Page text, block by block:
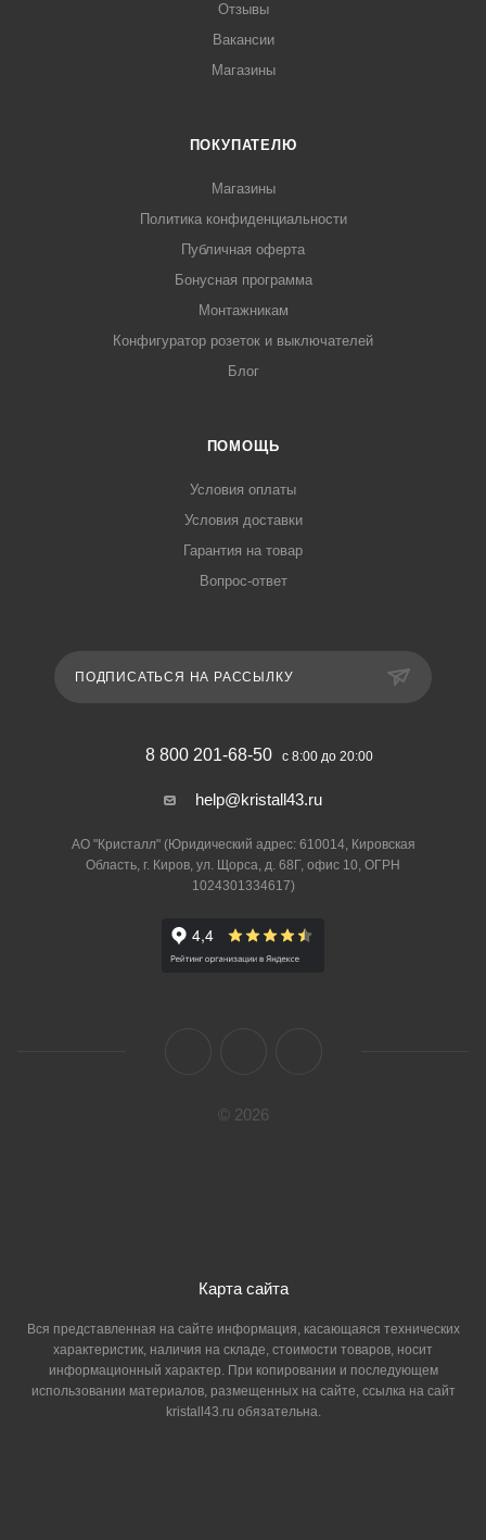
Отзывы
Вакансии
Магазины
ПОКУПАТЕЛЮ
Магазины
Политика конфиденциальности
Публичная оферта
Бонусная программа
Монтажникам
Конфигуратор розеток и выключателей
Блог
ПОМОЩЬ
Условия оплаты
Условия доставки
Гарантия на товар
Вопрос-ответ
ПОДПИСАТЬСЯ НА РАССЫЛКУ
8 800 201-68-50 с 8:00 до 20:00
help@kristall43.ru
АО "Кристалл" (Юридический адрес: 610014, Кировская
Область, г. Киров, ул. Щорса, д. 68Г, офис 10, ОГРН
1024301334617)
© 2026
Карта сайта
Вся представленная на сайте информация, касающаяся технических
характеристик, наличия на складе, стоимости товаров, носит
информационный характер. При копировании и последующем
использовании материалов, размещенных на сайте, ссылка на сайт
kristall43.ru обязательна.